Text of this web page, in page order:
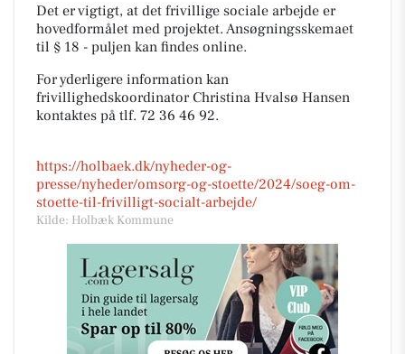
Det er vigtigt, at det frivillige sociale arbejde er
hovedformålet med projektet. Ansøgningsskemaet
til § 18 - puljen kan findes online.
For yderligere information kan
frivillighedskoordinator Christina Hvalsø Hansen
kontaktes på tlf. 72 36 46 92.
https://holbaek.dk/nyheder-og-
presse/nyheder/omsorg-og-stoette/2024/soeg-om-
stoette-til-frivilligt-socialt-arbejde/
Kilde: Holbæk Kommune